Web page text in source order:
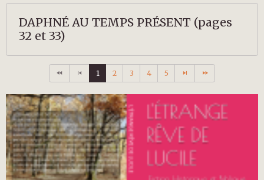
DAPHNÉ AU TEMPS PRÉSENT (pages
32 et 33)
1 2 3 4 5